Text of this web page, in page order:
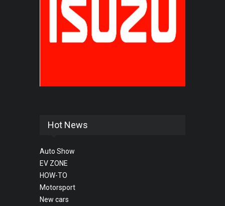
Hot News
Auto Show
EV ZONE
HOW-TO
Motorsport
New cars